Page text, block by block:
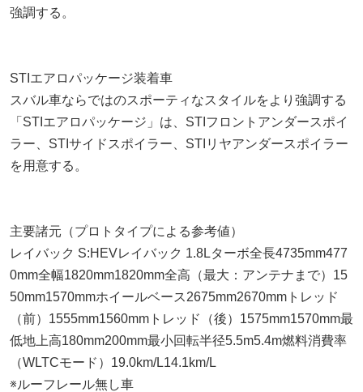
強調する。
STIエアロパッケージ装着車
スバル車ならではのスポーティなスタイルをより強調する
「STIエアロパッケージ」は、STIフロントアンダースポイ
ラー、STIサイドスポイラー、STIリヤアンダースポイラー
を用意する。
主要諸元（プロトタイプによる参考値）
レイバック S:HEVレイバック 1.8Lターボ全長4735mm477
0mm全幅1820mm1820mm全高（最大：アンテナまで）15
50mm1570mmホイールベース2675mm2670mmトレッド
（前）1555mm1560mmトレッド（後）1575mm1570mm最
低地上高180mm200mm最小回転半径5.5m5.4m燃料消費率
（WLTCモード）19.0km/L14.1km/L
※ルーフレール無し車